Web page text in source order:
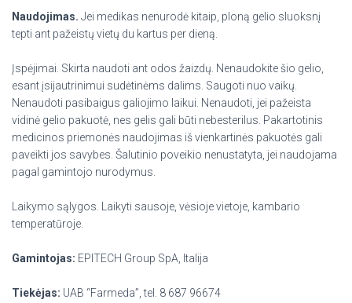
Naudojimas. Jei medikas nenurodė kitaip, ploną gelio sluoksnį
tepti ant pažeistų vietų du kartus per dieną.
Įspėjimai. Skirta naudoti ant odos žaizdų. Nenaudokite šio gelio,
esant įsijautrinimui sudėtinėms dalims. Saugoti nuo vaikų.
Nenaudoti pasibaigus galiojimo laikui. Nenaudoti, jei pažeista
vidinė gelio pakuotė, nes gelis gali būti nebesterilus. Pakartotinis
medicinos priemonės naudojimas iš vienkartinės pakuotės gali
paveikti jos savybes. Šalutinio poveikio nenustatyta, jei naudojama
pagal gamintojo nurodymus.
Laikymo sąlygos. Laikyti sausoje, vėsioje vietoje, kambario
temperatūroje.
Gamintojas: EPITECH Group SpA, Italija
Tiekėjas: UAB “Farmeda”, tel. 8 687 96674